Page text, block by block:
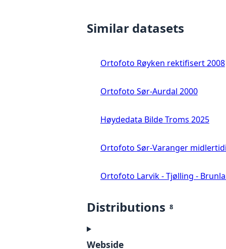
Similar datasets
Ortofoto Røyken rektifisert 2008
Ortofoto Sør-Aurdal 2000
Høydedata Bilde Troms 2025
Ortofoto Sør-Varanger
Ortofoto Larvik - Tjølling -
Distributions 8
Webside